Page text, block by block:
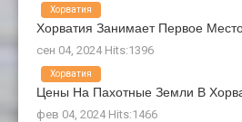
Хорватия Занимает Первое
сен 04, 2024 Hits:1396
Хорватия
Цены На Пахотные Земли В
фев 04, 2024 Hits:1466
Хорватия